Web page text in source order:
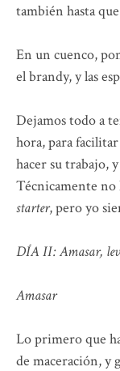
también hasta
En un cuenco,
el brandy, y las
Dejamos todo a
hora, para
hacer su trabajo,
Técnicamente
starter, pero yo
DÍA II: Amasar,
Amasar
Lo primero que
de maceración, y